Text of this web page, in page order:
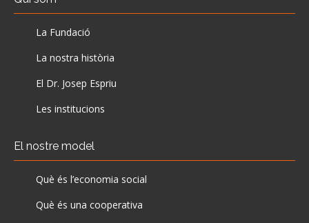
La Fundació
La nostra història
El Dr. Josep Espriu
Les institucions
El nostre model
Què és l’economia social
Què és una cooperativa